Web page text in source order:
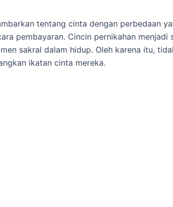
tentang cinta dengan perbedaan
pembayaran. Cincin pernikahan menjadi
sakral dalam hidup. Oleh karena itu,
ikatan cinta mereka.